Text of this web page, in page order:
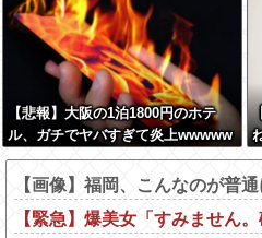
【悲報】大阪の1泊1800円のホテ
ル、ガチでヤバすぎて炎上wwwww
w
【画像】福岡、こんなのが普
【緊急】爆美女「すみません